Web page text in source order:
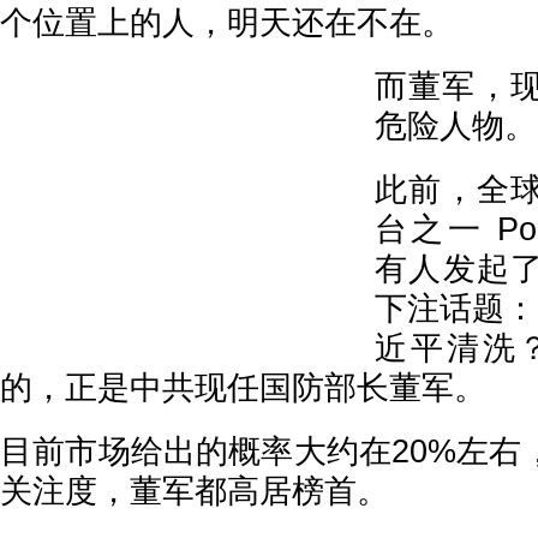
个位置上的人，明天还在不在。
而董军，
危险人物。
此前，全
台之一
有人发起
下注话题
近平清洗
的，正是中共现任国防部长董军。
目前市场给出的概率大约在20%左右
关注度，董军都高居榜首。